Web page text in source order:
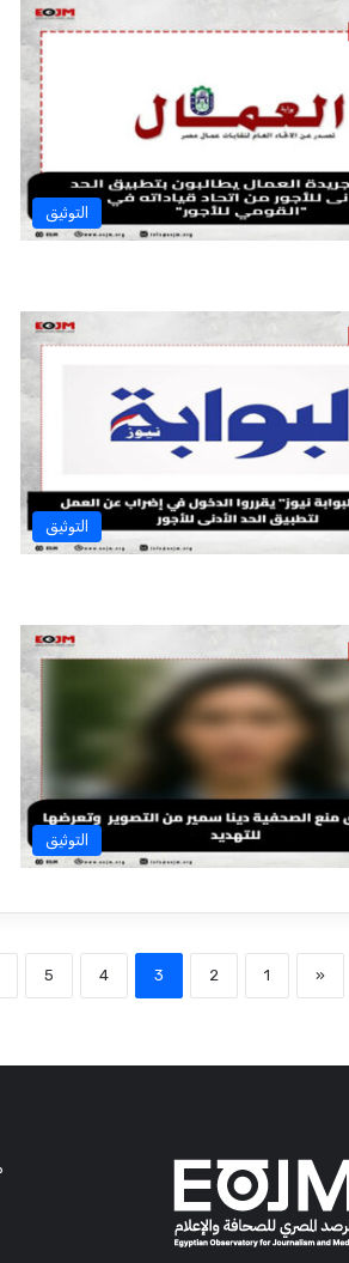
التوثيق
التوثيق
التوثيق
«
1
2
3
4
5